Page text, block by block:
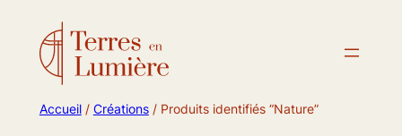
Accueil/ Créations/ Produits identifiés “Nature”